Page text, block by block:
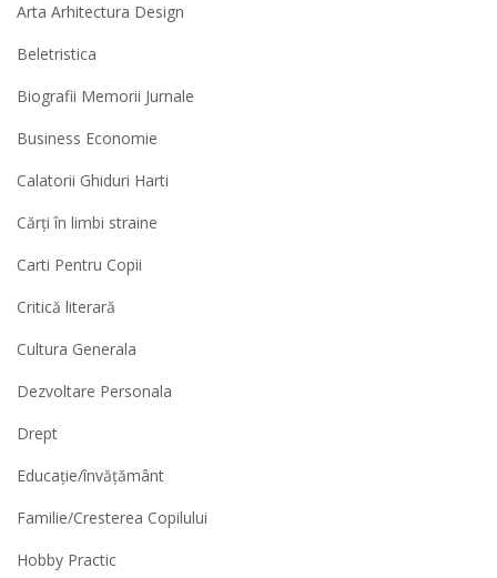
Arta Arhitectura Design
Beletristica
Biografii Memorii Jurnale
Business Economie
Calatorii Ghiduri Harti
Cărți în limbi straine
Carti Pentru Copii
Critică literară
Cultura Generala
Dezvoltare Personala
Drept
Educație/învățământ
Familie/Cresterea Copilului
Hobby Practic